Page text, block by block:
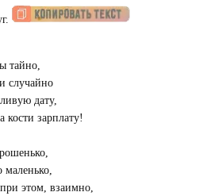
тайно,
случайно
дату,
кости зарплату!
маленько,
этом, взаимно,